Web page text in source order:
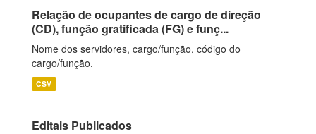
Relação de ocupantes de cargo de direção
(CD), função gratificada (FG) e funç...
Nome dos servidores, cargo/função, código do
cargo/função.
CSV
Editais Publicados